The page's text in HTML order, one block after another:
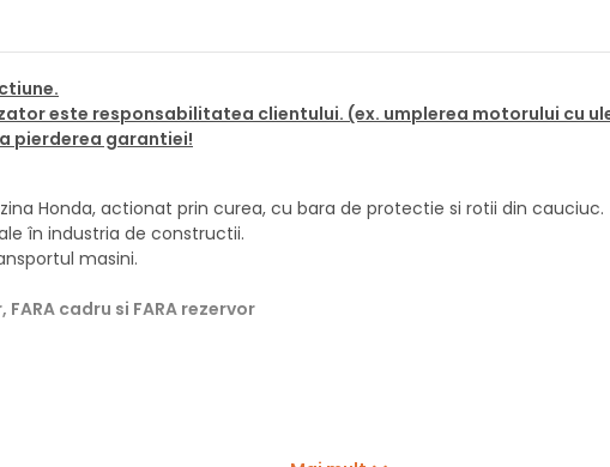
este responsabilitatea clientului. (ex. umplerea motorului cu
pierderea garantiei!
Honda, actionat prin curea, cu bara de protectie si rotii din cauciuc.
în industria de constructii.
masini.
cadru si FARA rezervor